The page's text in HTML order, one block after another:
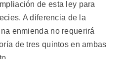
de esta ley para
A diferencia de la
enmienda no requerirá
de tres quintos en ambas